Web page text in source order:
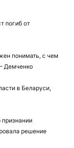
погиб от
понимать, с чем
Демченко
в Беларуси,
признании
решение